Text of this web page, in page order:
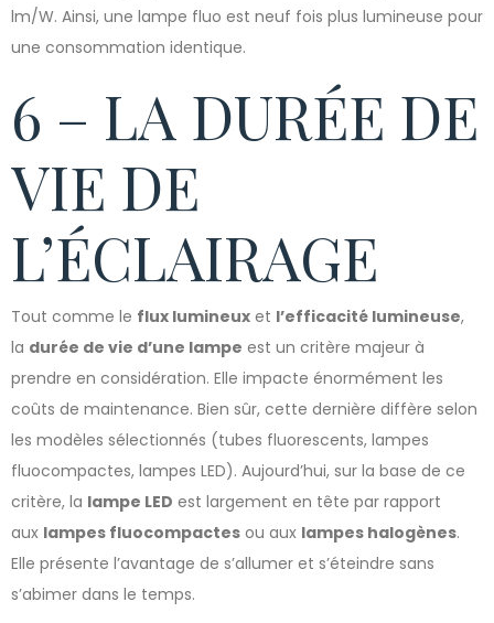
lm/W. Ainsi, une lampe fluo est neuf fois plus lumineuse pour
une consommation identique.
6 – LA DURÉE DE
VIE DE
L’ÉCLAIRAGE
Tout comme le flux lumineux et l’efficacité lumineuse,
la durée de vie d’une lampe est un critère majeur à
prendre en considération. Elle impacte énormément les
coûts de maintenance. Bien sûr, cette dernière diffère selon
les modèles sélectionnés (tubes fluorescents, lampes
fluocompactes, lampes LED). Aujourd’hui, sur la base de ce
critère, la lampe LED est largement en tête par rapport
aux lampes fluocompactes ou aux lampes halogènes.
Elle présente l’avantage de s’allumer et s’éteindre sans
s’abimer dans le temps.